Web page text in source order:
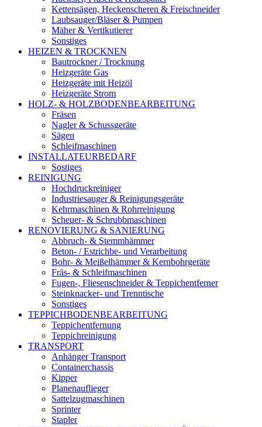
Kettensägen, Heckenscheren & Freischneider
Laubsauger/Bläser & Pumpen
Mäher & Vertikutierer
Sonstiges
HEIZEN & TROCKNEN
Bautrockner / Trocknung
Heizgeräte Gas
Heizgeräte mit Heizöl
Heizgeräte Strom
HOLZ- & HOLZBODENBEARBEITUNG
Fräsen
Nagler & Schussgeräte
Sägen
Schleifmaschinen
INSTALLATEURBEDARF
Sostiges
REINIGUNG
Hochdruckreiniger
Industriesauger & Reinigungsgeräte
Kehrmaschinen & Rohrreinigung
Scheuer- & Schrubbmaschinen
RENOVIERUNG & SANIERUNG
Abbruch- & Stemmhämmer
Beton- / Estrichbe- und Verarbeitung
Bohr- & Meißelhämmer & Kernbohrgeräte
Fräs- & Schleifmaschinen
Fugen-, Fliesenschneider & Teppichentferner
Steinknacker- und Trenntische
Sonstiges
TEPPICHBODENBEARBEITUNG
Teppichentfernung
Teppichreinigung
TRANSPORT
Anhänger Transport
Containerchassis
Kipper
Planenauflieger
Sattelzugmaschinen
Sprinter
Stapler